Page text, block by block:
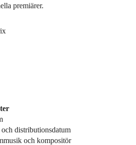
premiärer.
distributionsdatum
och kompositör